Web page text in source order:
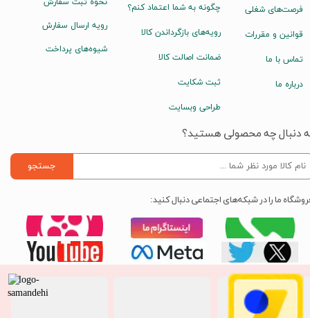
رویه ارسال سفارش
شیوه‌های پرداخت
چگونه به شما اعتماد کنم؟
رویه‌های بازگرداندن کالا
ضمانت اصالت کالا
ثبت شکایت
طراحی وبسایت
فرصت‌های شغلی
قوانین و مقررات
تماس با ما
درباره ما
دنبال چه محصولی هستید؟
جستجو
ما را در شبکه‌های اجتماعی دنبال کنید: